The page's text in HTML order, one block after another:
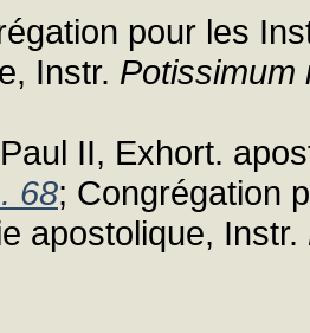
pour les
Instr. Potissimum
II, Exhort.
68; Congrégation
apostolique, Instr.